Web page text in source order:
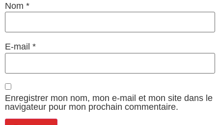
Nom *
E-mail *
Enregistrer mon nom, mon e-mail et mon site dans le
navigateur pour mon prochain commentaire.